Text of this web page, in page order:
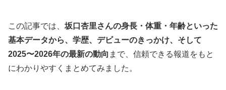
この記事では、 坂口杏里さんの身長・体重・年齢といった
基本データから、学歴、デビューのきっかけ、そして
2025〜2026年の最新の動向 まで、信頼できる報道をもと
にわかりやすくまとめてみました。